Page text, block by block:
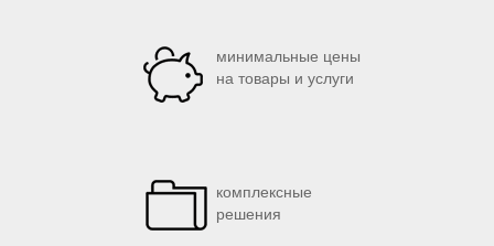
минимальные цены
на товары и услуги
комплексные
решения